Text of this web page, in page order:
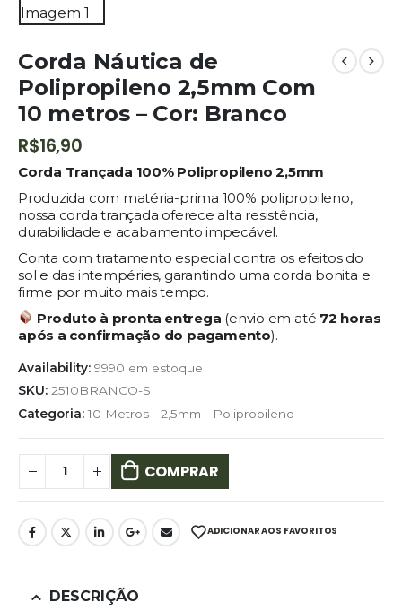
Corda Náutica de
Polipropileno 2,5mm Com
10 metros – Cor: Branco
R$16,90
Corda Trançada 100% Polipropileno 2,5mm
Produzida com matéria-prima 100% polipropileno,
nossa corda trançada oferece alta resistência,
durabilidade e acabamento impecável.
Conta com tratamento especial contra os efeitos do
sol e das intempéries, garantindo uma corda bonita e
firme por muito mais tempo.
Produto à pronta entrega (envio em até 72 horas
após a confirmação do pagamento).
Availability: 9990 em estoque
SKU: 2510BRANCO-S
Categoria:10 Metros - 2,5mm - Polipropileno
COMPRAR
ADICIONAR AOS FAVORITOS
DESCRIÇÃO